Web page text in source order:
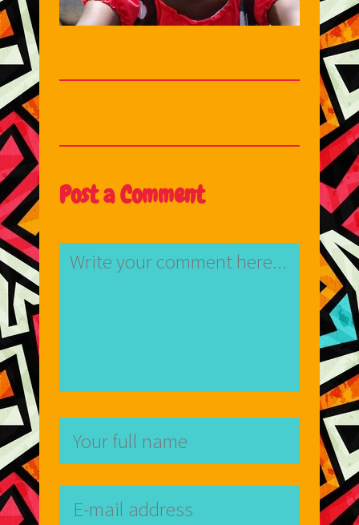
Post a Comment